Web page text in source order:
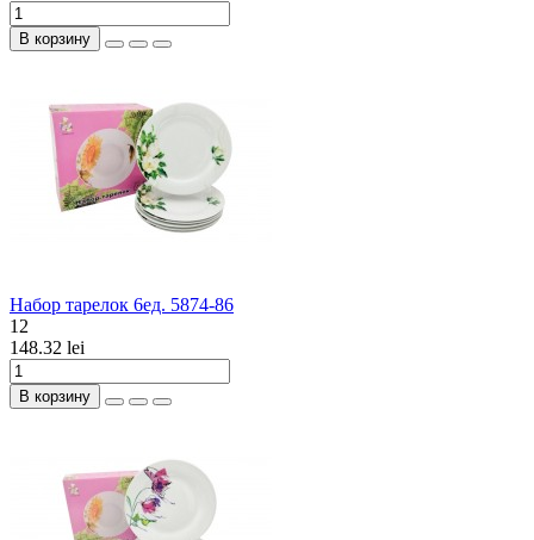
В корзину
Набор тарелок 6ед. 5874-86
12
148.32 lei
В корзину